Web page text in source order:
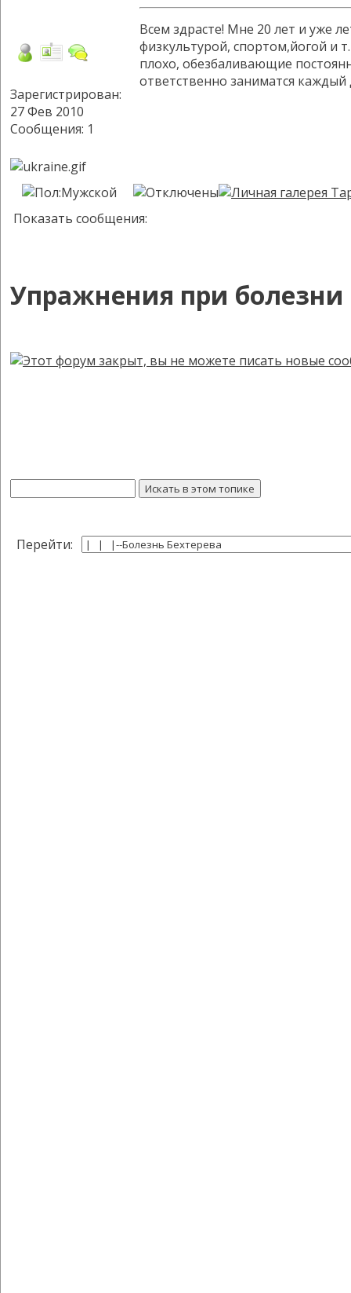
Зарегистрирован:
27 Фев 2010
Сообщения: 1
Всем здрасте! Мне 20 лет и уже
физкультурой, спортом,йогой и
плохо, обезбаливающие
ответственно заниматся
Показать сообщения:
Упражнения при болезни
Перейти: